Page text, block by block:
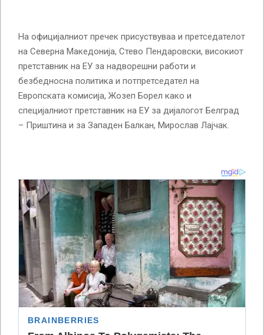
На официјалниот пречек присуствуваа и претседателот
на Северна Македонија, Стево Пендаровски, високиот
претставник на ЕУ за надворешни работи и
безбедносна политика и потпретседател на
Европската комисија, Жозеп Борел како и
специјалниот претставник на ЕУ за дијалогот Белград
– Приштина и за Западен Балкан, Мирослав Лајчак.